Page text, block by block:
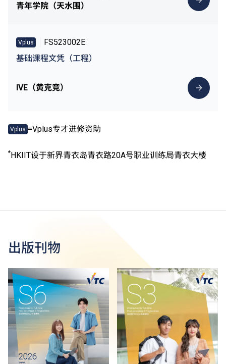
青年学院（天水围）
Vplus
FS523002E
基础课程文凭（工程）
IVE（黄克竞）
Vplus =Vplus专才进修资助
*HKIIT设于新界青衣岛青衣路20A号职业训练局青衣大楼
出版刊物